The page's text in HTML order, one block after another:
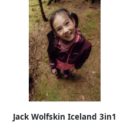
Jack Wolfskin Iceland 3in1